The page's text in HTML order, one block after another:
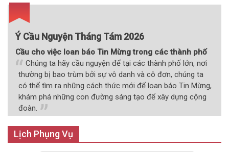
Ý Cầu Nguyện Tháng Tám 2026
Cầu cho việc loan báo Tin Mừng trong các thành phố
Chúng ta hãy cầu nguyện để tại các thành phố lớn, nơi
thường bị bao trùm bởi sự vô danh và cô đơn, chúng ta
có thể tìm ra những cách thức mới để loan báo Tin Mừng,
khám phá những con đường sáng tạo để xây dựng cộng
đoàn.
Lịch Phụng Vụ